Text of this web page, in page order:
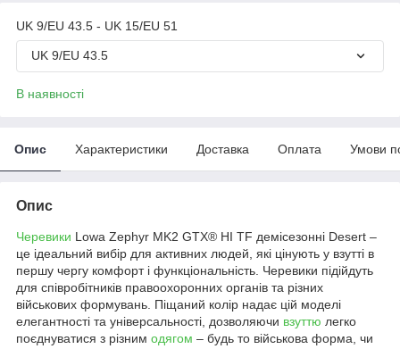
UK 9/EU 43.5 - UK 15/EU 51
UK 9/EU 43.5
В наявності
Опис Характеристики Доставка Оплата Умови
Опис
Черевики Lowa Zephyr MK2 GTX® HI TF демісезонні Desert –
це ідеальний вибір для активних людей, які цінують у взутті в
першу чергу комфорт і функціональність. Черевики підійдуть
для співробітників правоохоронних органів та різних
військових формувань. Піщаний колір надає цій моделі
елегантності та універсальності, дозволяючи взуттю легко
поєднуватися з різним одягом – будь то військова форма, чи